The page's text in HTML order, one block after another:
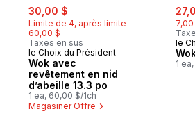
sale:
30,00 $
Limite de 4, après limite
60,00 $
Taxes en sus
le Choix du Président
Wok avec
revêtement en nid
d’abeille 13.3 po
1 ea, 60,00 $/1ch
Magasiner Offre
7,00
le
1